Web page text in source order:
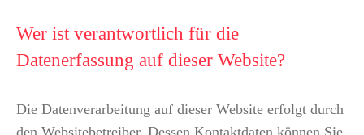
Wer ist verantwortlich für die
Datenerfassung auf dieser Website?
Die Datenverarbeitung auf dieser Website erfolgt durch
den Websitebetreiber. Dessen Kontaktdaten können Sie